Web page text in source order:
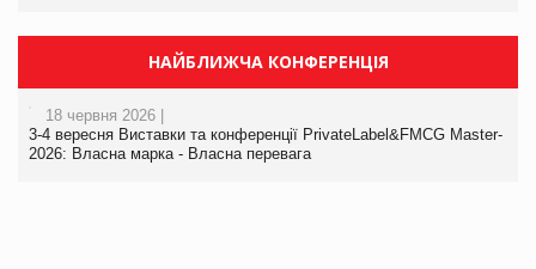
НАЙБЛИЖЧА КОНФЕРЕНЦІЯ
18 червня 2026 |
3-4 вересня Виставки та конференції PrivateLabel&FMCG Master-
2026: Власна марка - Власна перевага